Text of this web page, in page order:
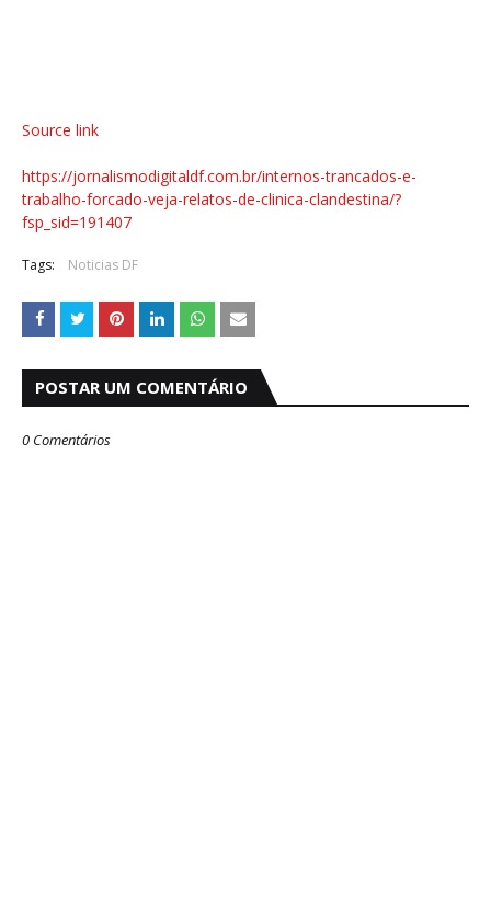
Source link
https://jornalismodigitaldf.com.br/internos-trancados-e-
trabalho-forcado-veja-relatos-de-clinica-clandestina/?
fsp_sid=191407
Tags: Noticias DF
POSTAR UM COMENTÁRIO
0 Comentários